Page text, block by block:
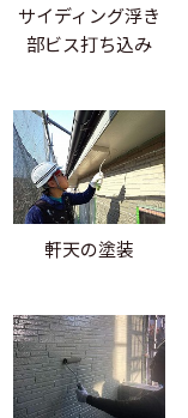
サイディング浮き
部ビス打ち込み
軒天の塗装